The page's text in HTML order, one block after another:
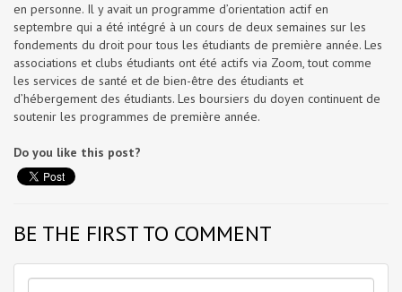
en personne. Il y avait un programme d’orientation actif en
septembre qui a été intégré à un cours de deux semaines sur les
fondements du droit pour tous les étudiants de première année. Les
associations et clubs étudiants ont été actifs via Zoom, tout comme
les services de santé et de bien-être des étudiants et
d’hébergement des étudiants. Les boursiers du doyen continuent de
soutenir les programmes de première année.
Do you like this post?
BE THE FIRST TO COMMENT